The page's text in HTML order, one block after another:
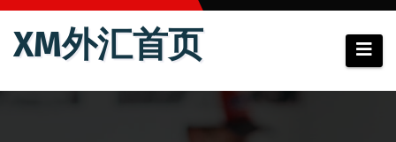
跳
XM外汇首页